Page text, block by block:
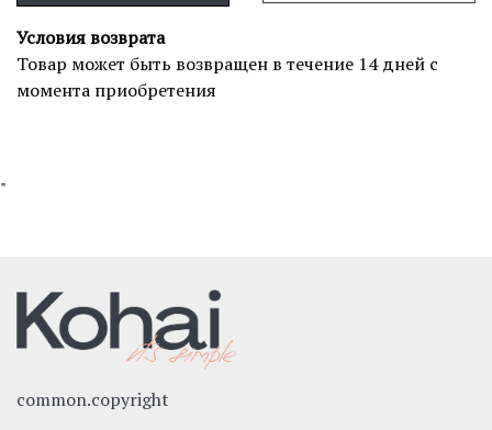
Условия возврата
Товар может быть возвращен в течение 14 дней с
момента приобретения
"
common.copyright